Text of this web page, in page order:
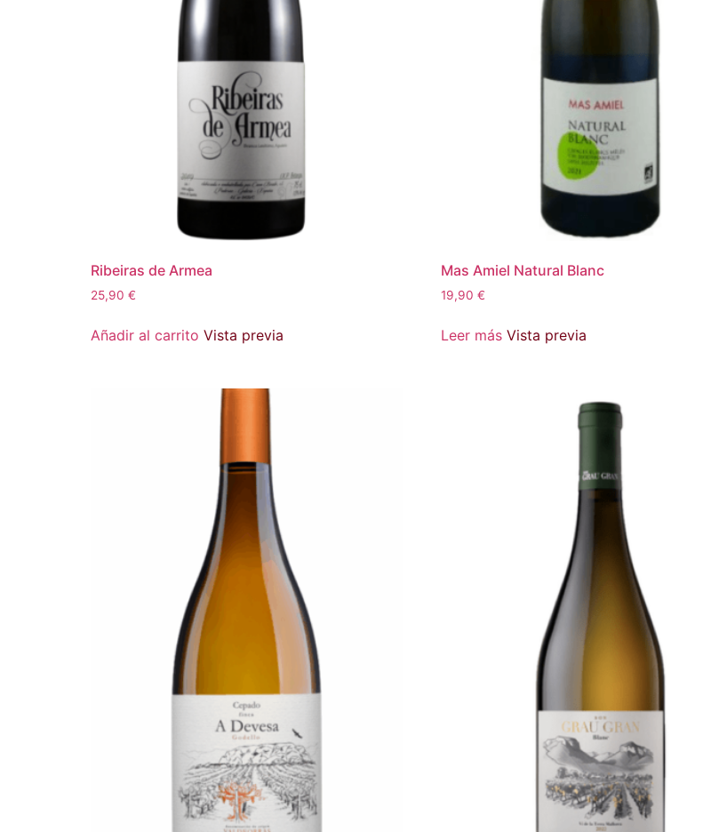
Ribeiras de Armea
25,90 €
Añadir al carrito Vista previa
Mas Amiel Natural Blanc
19,90 €
Leer más Vista previa